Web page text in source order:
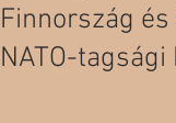
Finnország
NATO-